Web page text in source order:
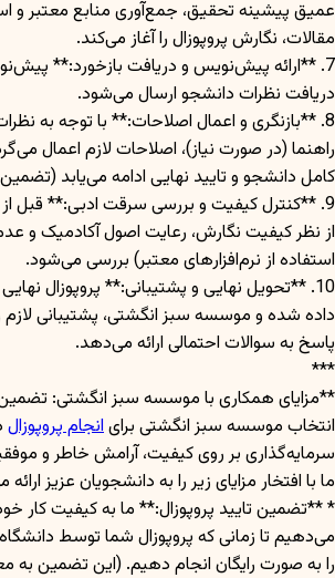
عمیق پیشینه تحقیق، جمع‌آوری منابع معتبر و
مقالات، نگارش پروپوزال را آغاز می‌کند.
7. **ارائه پیش‌نویس و دریافت بازخورد:**
دریافت نظرات دانشجو ارسال می‌شود.
8. **بازنگری و اعمال اصلاحات:** با توجه به
راهنما (در صورت نیاز)، اصلاحات لازم اعمال
کامل دانشجو و تایید نهایی ادامه می‌یابد (تضمین
9. **کنترل کیفیت و بررسی سرقت ادبی:** قبل از
از نظر کیفیت نگارش، رعایت اصول آکادمیک و
استفاده از نرم‌افزارهای معتبر) بررسی می‌شود.
10. **تحویل نهایی و پشتیبانی:** پروپوزال
داده شده و موسسه سبز انگشتی، پشتیبانی لازم را
پاسخ به سوالات احتمالی ارائه می‌دهد.
***
**مزایای همکاری با موسسه سبز انگشتی:
انتخاب موسسه سبز انگشتی برایانجام پروپوزال
سرمایه‌گذاری بر روی کیفیت، آرامش خاطر و
ما با افتخار مزایای زیر را به دانشجویان عزیز
* **تضمین تایید پروپوزال:** ما به کیفیت کار
می‌دهیم تا زمانی که پروپوزال شما توسط دانشگاه
را به صورت رایگان انجام دهیم. (این تضمین به